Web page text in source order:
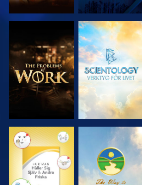
UTFORSKA
SERIEN
UTFORSKA
SERIEN
TITTA TITTA